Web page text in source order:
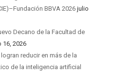
BBVA 2026 julio
Decano de la Facultad de
16, 2026
reducir en más de la
de la inteligencia artificial